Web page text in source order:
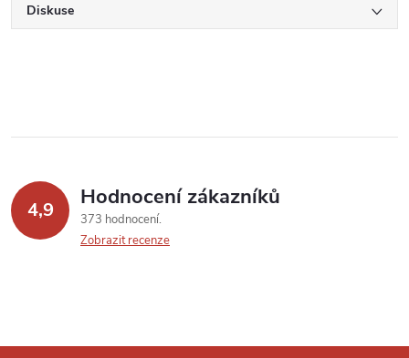
Diskuse
4,9 Hodnocení zákazníků
373 hodnocení
Zobrazit recenze